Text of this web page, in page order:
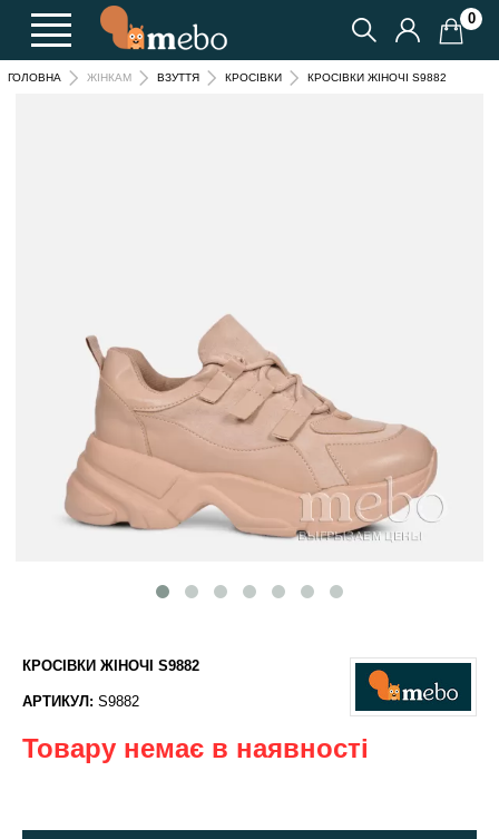
0
ГОЛОВНА ЖІНКАМ ВЗУТТЯ КРОСІВКИ КРОСІВКИ ЖІНОЧІ S9882
КРОСІВКИ ЖІНОЧІ S9882
АРТИКУЛ: S9882
Товару немає в наявності